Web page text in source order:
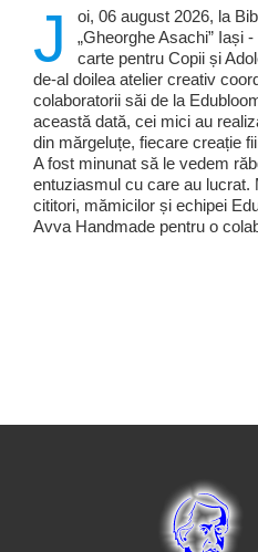
J
oi, 06 august 2026, la
„Gheorghe Asachi” Iași
carte pentru Copii și
de-al doilea atelier creativ
colaboratorii săi de la
această dată, cei mici au
din mărgeluțe, fiecare creație
A fost minunat să le vedem
entuziasmul cu care au lucrat.
cititori, mămicilor și echipei
Avva Handmade pentru o